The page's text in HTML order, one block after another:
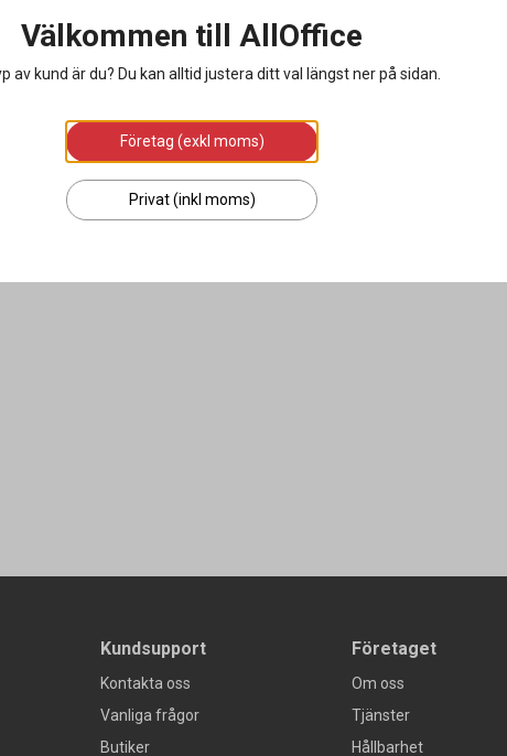
Lupus C32
1200LM
566 kr
Kundsupport
Kontakta oss
Vanliga frågor
Butiker
Företaget
Om oss
Tjänster
Hållbarhet
Välkommen till AllOffice
av kund är du? Du kan alltid justera ditt val längst ner på sidan.
Företag (exkl moms)
Privat (inkl moms)